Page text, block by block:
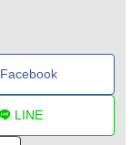
Facebook
LINE